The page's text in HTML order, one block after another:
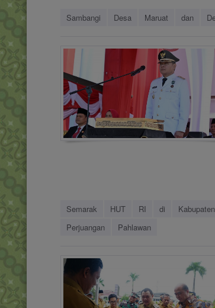
Sambangi Desa Maruat dan
Semarak HUT RI di Kabupaten
Perjuangan
Pahlawan